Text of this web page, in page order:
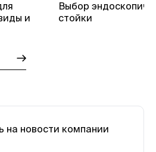
и
Выбор
стойки
на новости компании